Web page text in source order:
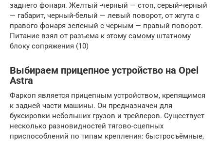
заднего фонаря. Желтый -черный — стоп, серый-черный
— габарит, черный-белый — левый поворот, от жгута с
правого фонаря зеленый с черным — правый поворот.
Питание взял от разъема к этому самому штатному
блоку сопряжения (10)
Выбираем прицепное устройство на Opel
Astra
Фаркоп является прицепным устройством, крепящимся
к задней части машины. Он предназначен для
буксировки небольших грузов и трейлеров. Существует
несколько разновидностей тягово-сцепных
приспособлений по типам крепления: быстросъёмные,